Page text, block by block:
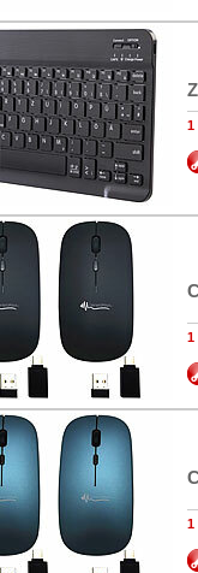
1
1
1